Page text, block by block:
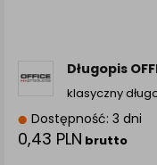
Długopis
klasyczny
Dostępność: 3 dni
0,43 PLN brutto